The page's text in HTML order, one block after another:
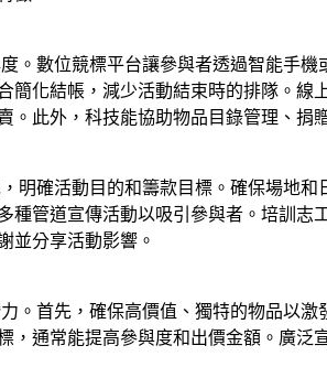
。數位競標平台讓參與者透過智能手
化結帳，減少活動結束時的排隊。線
此外，科技能協助物品目錄管理、捐
明確活動目的和籌款目標。確保場地
管道宣傳活動以吸引參與者。培訓
並分享活動影響。
。首先，確保高價值、獨特的物品以
通常能提高參與度和出價金額。廣